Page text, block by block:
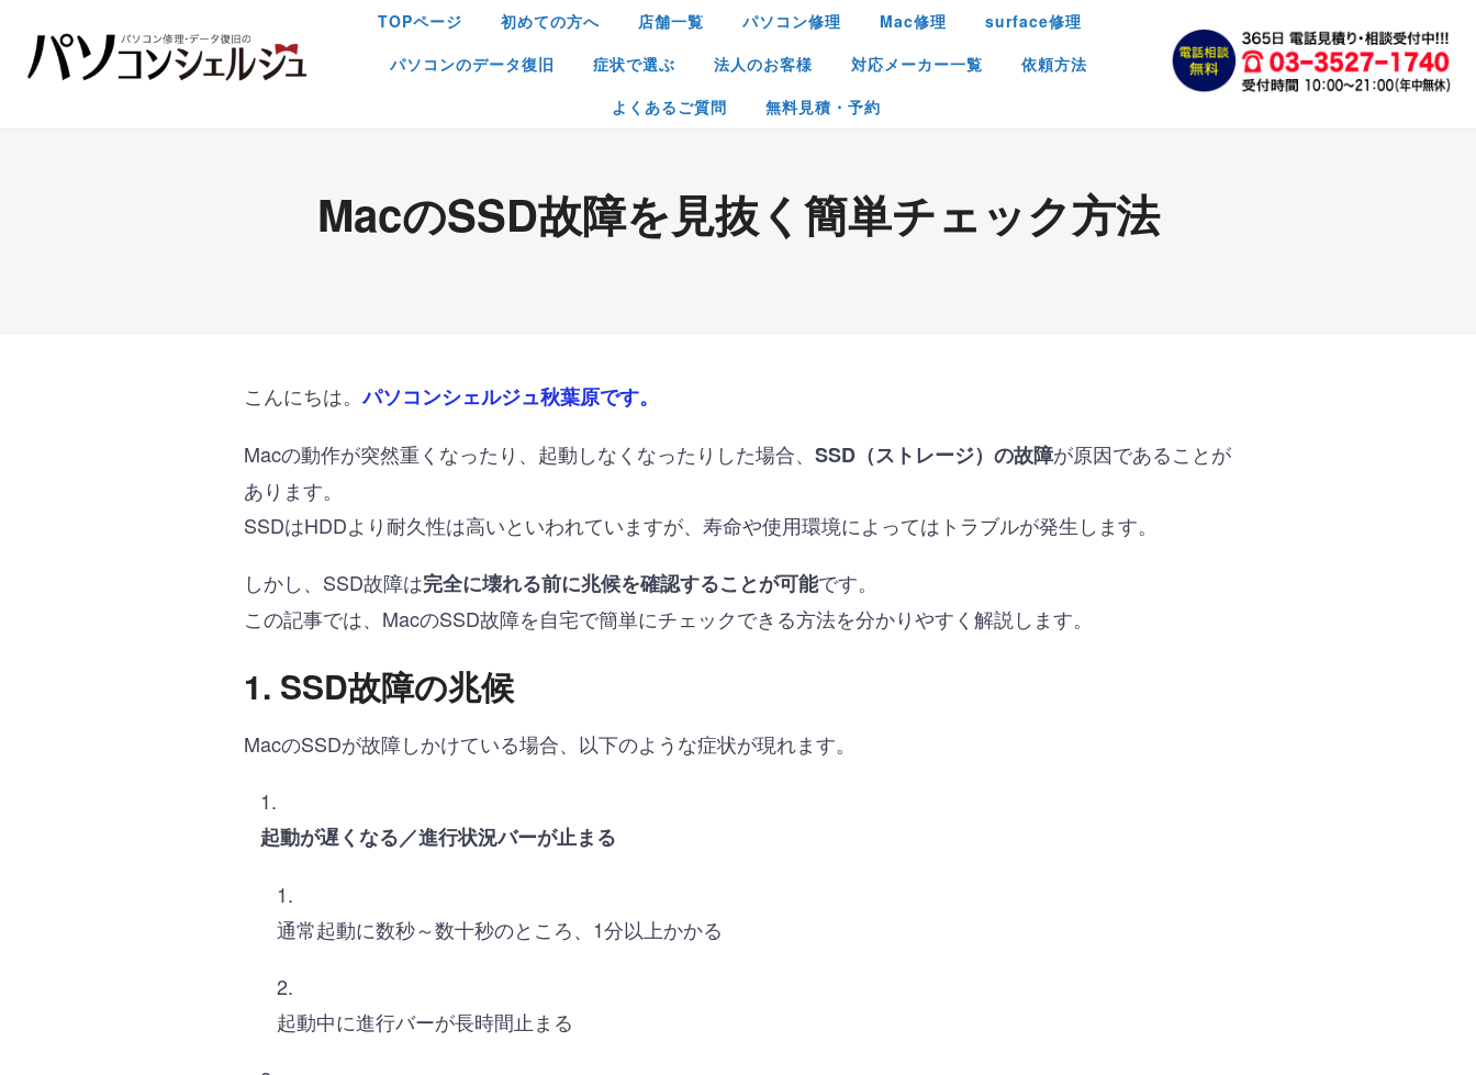
TOPページ 初めての方へ 店舗一覧 パソコン修理 Mac修理
surface修理
パソコンのデータ復旧
症状で選ぶ 法人のお客様 対応メーカー一覧
依頼方法
よくあるご質問
無料見積・予約
MacのSSD故障を見抜く簡単チェック方法
こんにちは。パソコンシェルジュ秋葉原です。
Macの動作が突然重くなったり、起動しなくなったりした場合、 SSD（ストレージ）の故障が原因であることが
あります。
SSDはHDDより耐久性は高いといわれていますが、寿命や使用環境によってはトラブルが発生します。
しかし、SSD故障は完全に壊れる前に兆候を確認することが可能です。
この記事では、MacのSSD故障を自宅で簡単にチェックできる方法を分かりやすく解説します。
1. SSD故障の兆候
MacのSSDが故障しかけている場合、以下のような症状が現れます。
起動が遅くなる／進行状況バーが止まる
通常起動に数秒～数十秒のところ、1分以上かかる
起動中に進行バーが長時間止まる